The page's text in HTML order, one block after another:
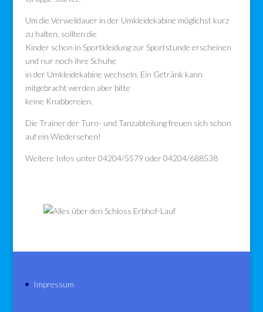
Um die Verweildauer in der Umkleidekabine möglichst kurz
zu halten, sollten die
Kinder schon in Sportkleidung zur Sportstunde erscheinen
und nur noch ihre Schuhe
in der Umkleidekabine wechseln. Ein Getränk kann
mitgebracht werden aber bitte
keine Knabbereien.
Die Trainer der Turn- und Tanzabteilung freuen sich schon
auf ein Wiedersehen!
Weitere Infos unter 04204/5579 oder 04204/688538
Impressum